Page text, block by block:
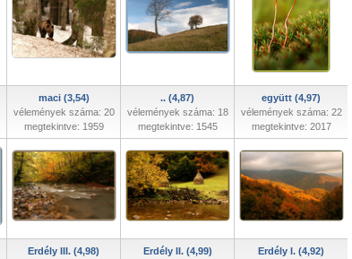
maci (3,54)
vélemények száma: 20
megtekintve: 1959
.. (4,87)
vélemények száma: 18
megtekintve: 1545
együtt (4,97)
vélemények száma: 22
megtekintve: 2017
Erdély III. (4,98)
Erdély II. (4,99)
Erdély I. (4,92)